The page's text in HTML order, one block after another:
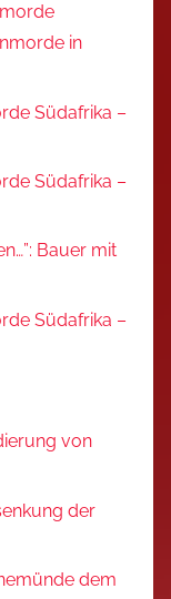
in
Südafrika –
Südafrika –
Bauer mit
Südafrika –
von
der
dem